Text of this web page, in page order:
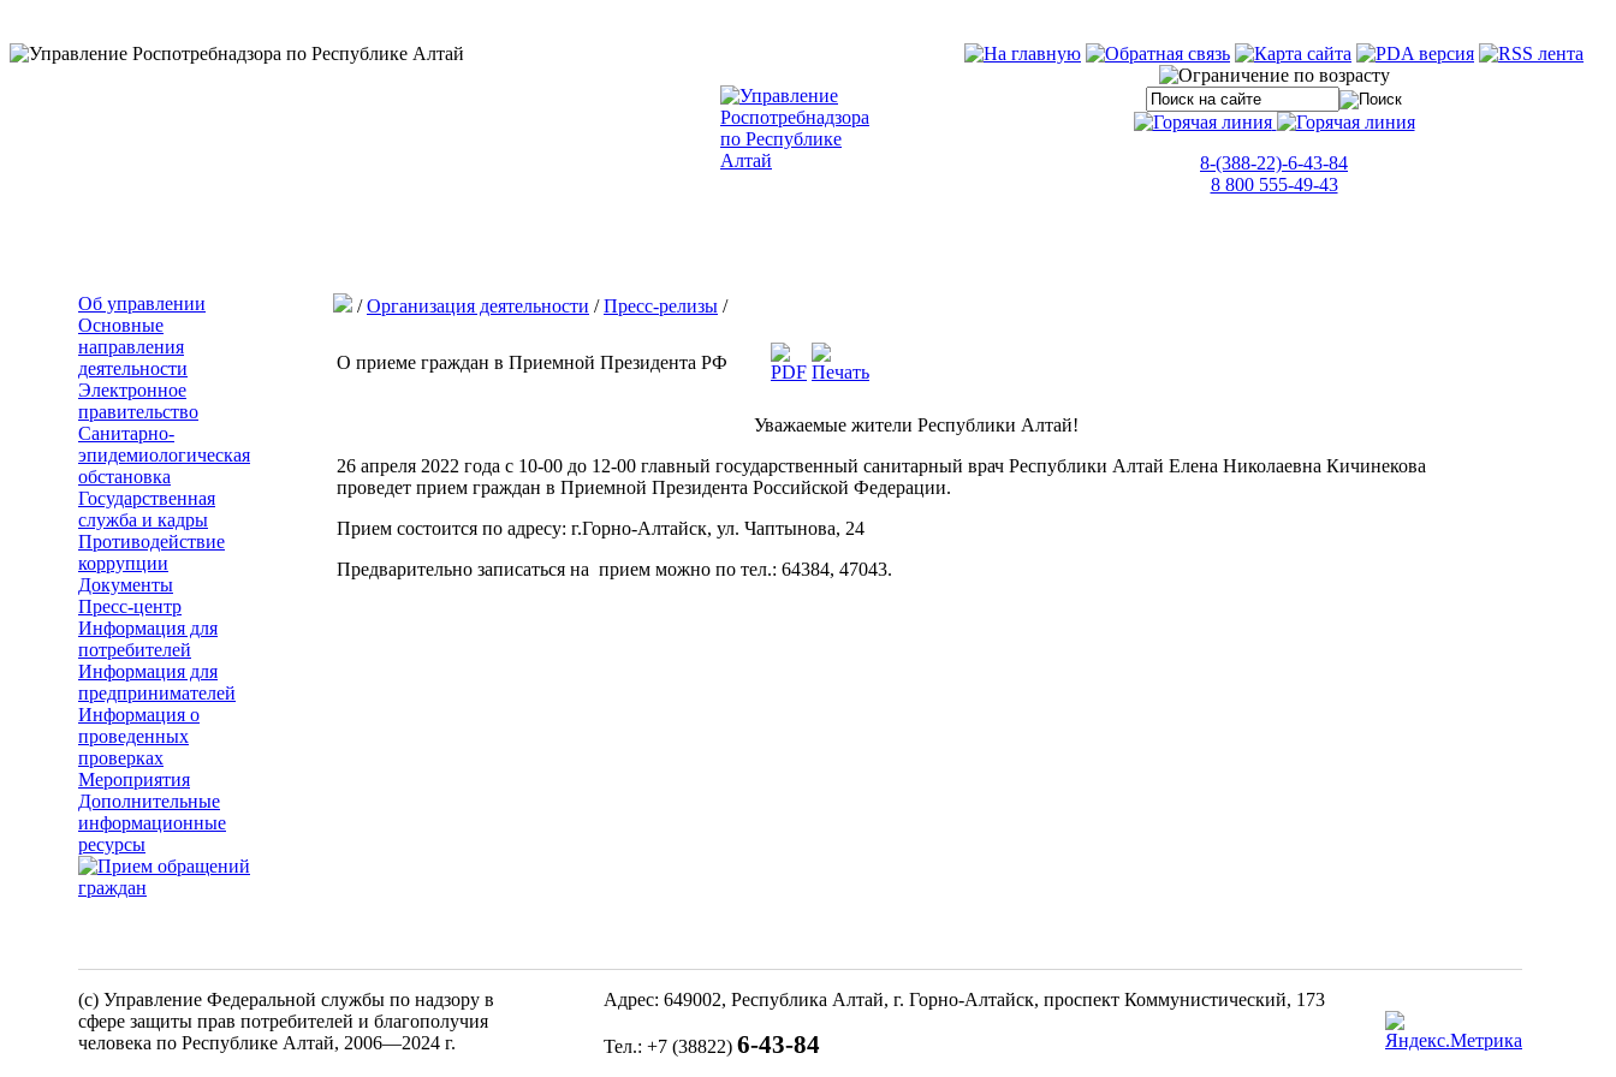
8-(388-22)-6-43-84
8 800 555-49-43
Об управлении
Основные
направления
деятельности
Электронное
правительство
Санитарно-
эпидемиологическая
обстановка
Государственная
служба и кадры
Противодействие
коррупции
Документы
Пресс-центр
Информация для
потребителей
Информация для
предпринимателей
Информация о
проведенных
проверках
Мероприятия
Дополнительные
информационные
ресурсы
/Организация деятельности /Пресс-релизы /
О приеме граждан в Приемной Президента РФ
Уважаемые жители Республики Алтай!
26 апреля 2022 года с 10-00 до 12-00 главный государственный санитарный врач Республики Алтай Елена Николаевна Кичинекова
проведет прием граждан в Приемной Президента Российской Федерации.
Прием состоится по адресу: г.Горно-Алтайск, ул. Чаптынова, 24
Предварительно записаться на прием можно по тел.: 64384, 47043.
(c) Управление Федеральной службы по надзору в
сфере защиты прав потребителей и благополучия
человека по Республике Алтай, 2006—2024 г.
Адрес: 649002, Республика Алтай, г. Горно-Алтайск, проспект Коммунистический, 173
Тел.: +7 (38822) 6-43-84